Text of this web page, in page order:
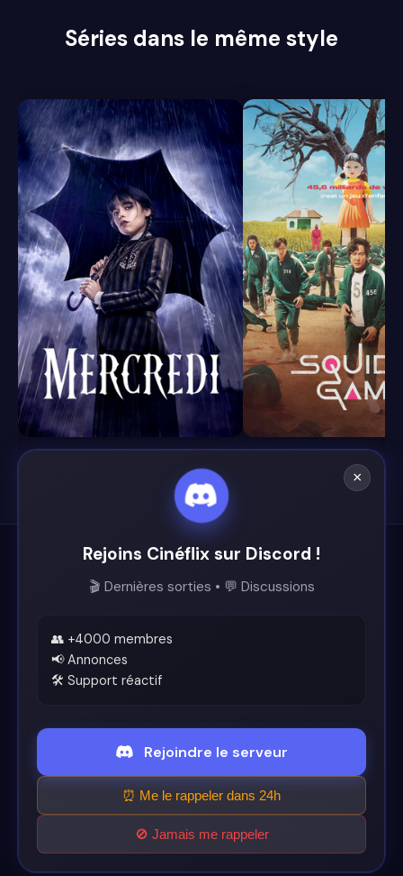
Séries dans le même style
8.4 7.9
Cinéflix
Support
Conditions d'utilisation
© 2026 Cinéflix. Tous droits réservés.
×
Rejoins Cinéflix sur Discord !
🎬 Dernières sorties • 💬 Discussions
👥 +4000 membres
📢 Annonces
🛠️ Support réactif
Rejoindre le serveur
⏰ Me le rappeler dans 24h
🚫 Jamais me rappeler